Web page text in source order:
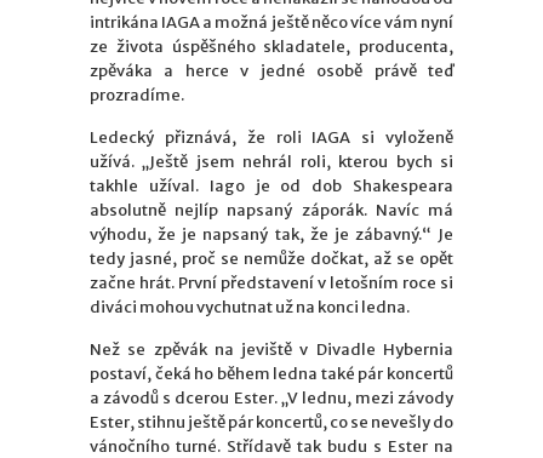
intrikána IAGA a možná ještě něco více vám nyní
ze života úspěšného skladatele, producenta,
zpěváka a herce v jedné osobě právě teď
prozradíme.
Ledecký přiznává, že roli IAGA si vyloženě
užívá. „Ještě jsem nehrál roli, kterou bych si
takhle užíval. Iago je od dob Shakespeara
absolutně nejlíp napsaný záporák. Navíc má
výhodu, že je napsaný tak, že je zábavný.“ Je
tedy jasné, proč se nemůže dočkat, až se opět
začne hrát. První představení v letošním roce si
diváci mohou vychutnat už na konci ledna.
Než se zpěvák na jeviště v Divadle Hybernia
postaví, čeká ho během ledna také pár koncertů
a závodů s dcerou Ester. „V lednu, mezi závody
Ester, stihnu ještě pár koncertů, co se nevešly do
vánočního turné. Střídavě tak budu s Ester na